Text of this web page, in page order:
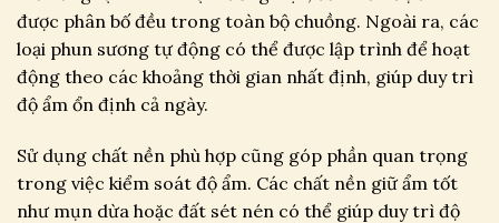
được phân bố đều trong toàn bộ chuồng. Ngoài ra, các
loại phun sương tự động có thể được lập trình để hoạt
động theo các khoảng thời gian nhất định, giúp duy trì
độ ẩm ổn định cả ngày.
Sử dụng chất nền phù hợp cũng góp phần quan trọng
trong việc kiểm soát độ ẩm. Các chất nền giữ ẩm tốt
như mụn dừa hoặc đất sét nén có thể giúp duy trì độ